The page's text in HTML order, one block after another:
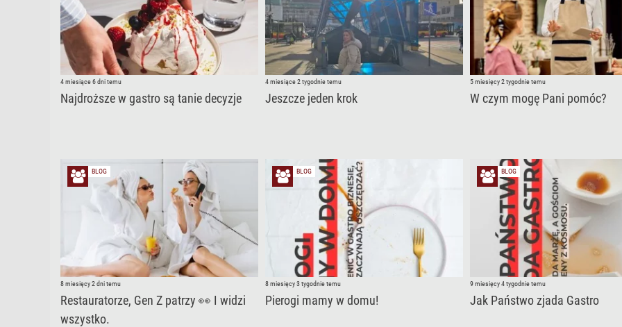
4 miesiące 6 dni temu
Najdroższe w gastro są tanie decyzje
4 miesiące 2 tygodnie temu
Jeszcze jeden krok
5 miesięcy 2 tygodnie temu
W czym mogę Pani pomóc?
BLOG
8 miesięcy 2 dni temu
Restauratorze, Gen Z patrzy 👀 I widzi
wszystko.
BLOG
8 miesięcy 3 tygodnie temu
Pierogi mamy w domu!
BLOG
9 miesięcy 4 tygodnie temu
Jak Państwo zjada Gastro